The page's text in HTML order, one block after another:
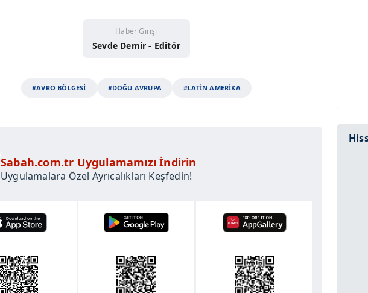
Haber Girişi
Sevde Demir - Editör
#AVRO BÖLGESİ #DOĞU AVRUPA #LATİN AMERİKA
Sabah.com.tr Uygulamamızı İndirin
Uygulamalara Özel Ayrıcalıkları Keşfedin!